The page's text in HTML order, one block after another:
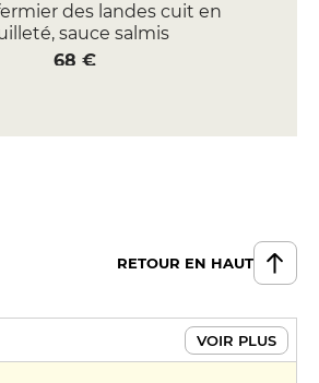
des landes cuit en
sauce salmis
68 €
caramélisés
légère à la vanille
de côte d'ivoire,
torréfiées et grué de
RETOUR EN HAUT
VOIR PLUS